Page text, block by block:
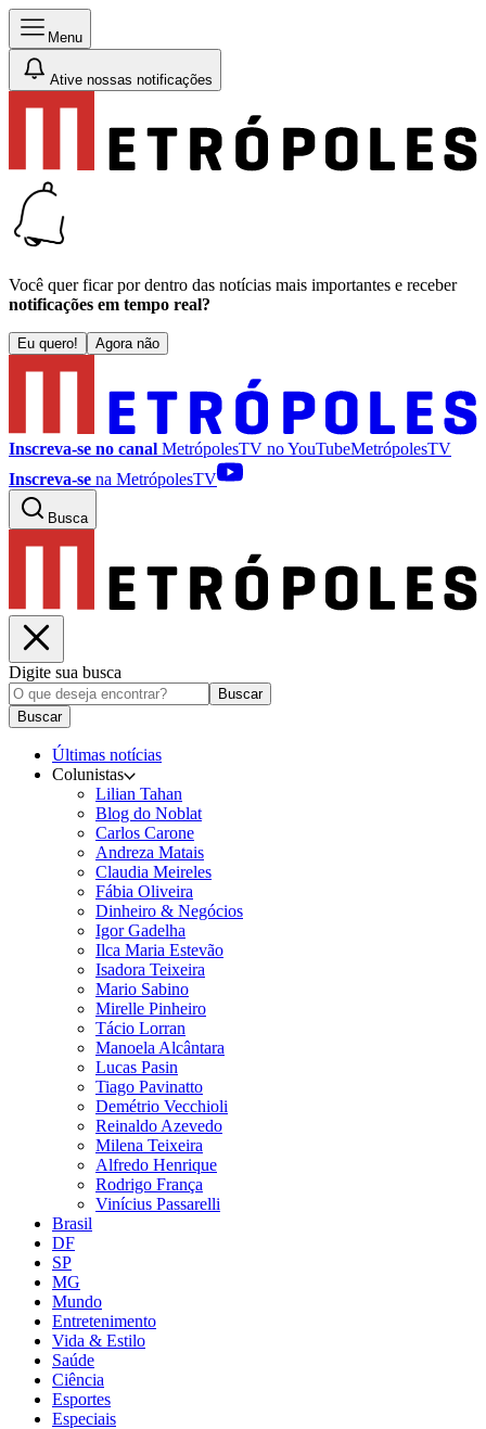
Menu
Ative nossas notificações
Você quer ficar por dentro das notícias mais importantes e receber
notificações em tempo real?
Eu quero! Agora não
Inscreva-se no canal MetrópolesTV noYouTubeMetrópolesTV
Inscreva-se na MetrópolesTV
Busca
Digite sua busca
Buscar
Buscar
Últimas notícias
Colunistas
Lilian Tahan
Blog do Noblat
Carlos Carone
Andreza Matais
Claudia Meireles
Fábia Oliveira
Dinheiro & Negócios
Igor Gadelha
Ilca Maria Estevão
Isadora Teixeira
Mario Sabino
Mirelle Pinheiro
Tácio Lorran
Manoela Alcântara
Lucas Pasin
Tiago Pavinatto
Demétrio Vecchioli
Reinaldo Azevedo
Milena Teixeira
Alfredo Henrique
Rodrigo França
Vinícius Passarelli
Brasil
DF
SP
MG
Mundo
Entretenimento
Vida & Estilo
Saúde
Ciência
Esportes
Especiais